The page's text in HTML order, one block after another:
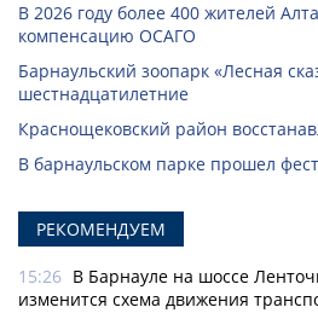
В 2026 году более 400 жителей
компенсацию ОСАГО
Барнаульский зоопарк «Лесная
шестнадцатилетние
Краснощековский район
В барнаульском парке прошел
РЕКОМЕНДУЕМ
15:26 В Барнауле на шоссе
изменится схема движения